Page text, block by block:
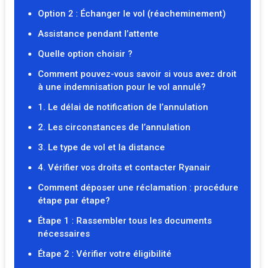
Option 2 : Échanger le vol (réacheminement)
Assistance pendant l’attente
Quelle option choisir ?
Comment pouvez-vous savoir si vous avez droit
à une indemnisation pour le vol annulé?
1. Le délai de notification de l’annulation
2. Les circonstances de l’annulation
3. Le type de vol et la distance
4. Vérifier vos droits et contacter Ryanair
Comment déposer une réclamation : procédure
étape par étape?
Étape 1 : Rassembler tous les documents
nécessaires
Étape 2 : Vérifier votre éligibilité